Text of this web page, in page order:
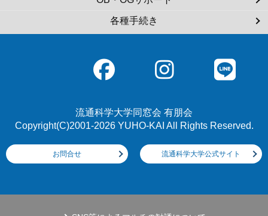
各種手続き
流通科学大学同窓会 有朋会
Copyright(C)2001-2026 YUHO-KAI All Rights Reserved.
お問合せ 流通科学大学公式サイト